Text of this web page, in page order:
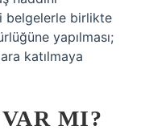
belgelerle birlikte
yapılması;
katılmaya
MI?